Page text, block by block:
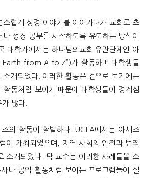
스럽게 성경 이야기를 이어가다가 교회로 초
성경 공부를 시작하도록 유도하는 방식이
대학가에서는 하나님의교회 유관단체인 아
Earth from A to Z”)가 활동하며 대학생들
소개되었다. 이러한 활동은 겉으로 보기에는
활동처럼 보이기 때문에 대학생들이 경계심
많다.
즈의 활동이 활발하다. UCLA에서는 아세즈
이 개최되었으며, 지역 사회의 안전과 범죄
소개되었다. 탁 교수는 이러한 사례들을 소
나 공익 활동처럼 보이는 프로그램들이 실